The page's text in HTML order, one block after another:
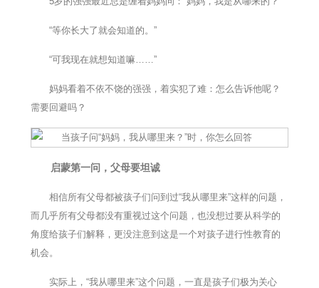
“等你长大了就会知道的。”
“可我现在就想知道嘛……”
妈妈看着不依不饶的强强，着实犯了难：怎么告诉他呢？
需要回避吗？
启蒙第一问，父母要坦诚
相信所有父母都被孩子们问到过“我从哪里来”这样的问题，
而几乎所有父母都没有重视过这个问题，也没想过要从科学的
角度给孩子们解释，更没注意到这是一个对孩子进行性教育的
机会。
实际上，“我从哪里来”这个问题，一直是孩子们极为关心